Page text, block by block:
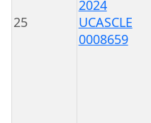
25
2024
UCASCLE
0008659